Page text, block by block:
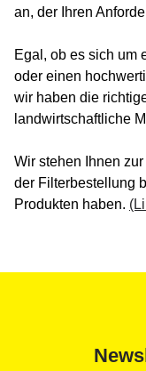
an, der Ihren
Egal, ob es sich um
oder einen
wir haben die
landwirtschaftliche
Wir stehen Ihnen
der Filterbestellung
Produkten haben.